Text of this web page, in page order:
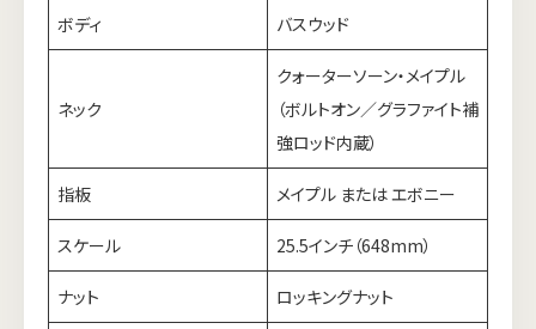
ボディ バスウッド
ネック
クォーターソーン・メイプル
（ボルトオン／グラファイト補
強ロッド内蔵）
指板 メイプル または エボニー
スケール 25.5インチ（648mm）
ナット ロッキングナット